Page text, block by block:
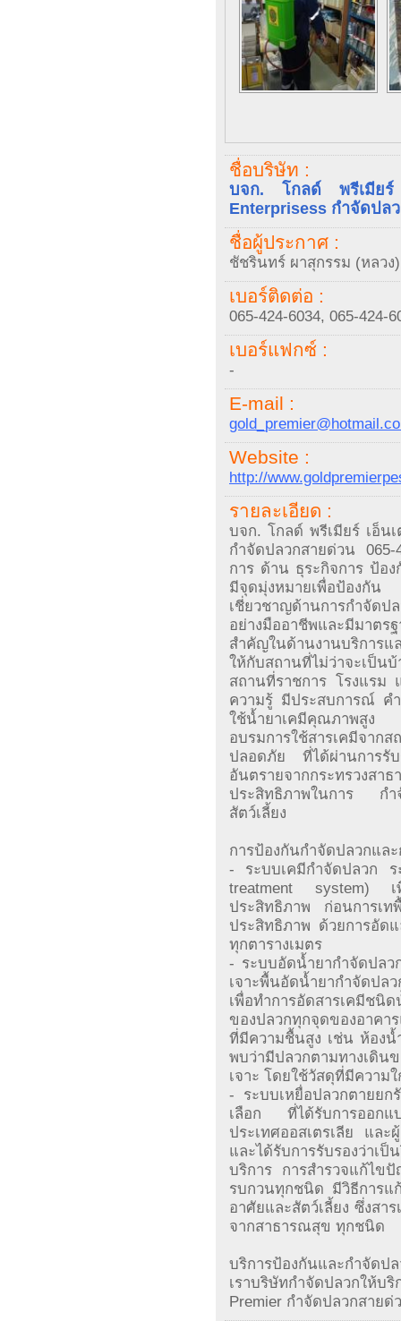
ชื่อบริษัท :
บจก. โกลด์ พรีเมียร์
Enterprisess กำจัดปล
ชื่อผู้ประกาศ :
ชัชรินทร์ ผาสุกรรม (หลวง)
เบอร์ติดต่อ :
065-424-6034, 065-424-
เบอร์แฟกซ์ :
-
E-mail :
Website :
http://
รายละเอียด :
บจก. โกลด์ พรีเมียร์ เอ็น
กำจัดปลวกสายด่วน 065-
การ ด้าน ธุระกิจการ ป้อ
มีจุดมุ่งหมายเพื่อป้องกั
เชี่ยวชาญด้านการกำจัด
อย่างมืออาชีพและมีมาตร
สำคัญในด้านงานบริการแ
ให้กับสถานที่ไม่ว่าจะเป็
สถานที่ราชการ โรงแร
ความรู้ มีประสบการณ์ ค
ใช้น้ำยาเคมีคุณภาพสูง
อบรมการใช้สารเคมีจ
ปลอดภัย ที่ได้ผ่านการรั
อันตรายจากกระทรว
ประสิทธิภาพในการ กำ
สัตว์เลี้ยง
การป้องกันกำจัดปลวกแล
- ระบบเคมีกำจัดปลวก
treatment system)
ประสิทธิภาพ ก่อนการเ
ประสิทธิภาพ ด้วยการอั
ทุกตารางเมตร
- ระบบอัดน้ำยากำจัดปลว
เจาะพื้นอัดน้ำยากำจัดปล
เพื่อทำการอัดสารเคมีชนิ
ของปลวกทุกจุดของอาคา
ที่มีความชื้นสูง เช่น ห้องน้
พบว่ามีปลวกตามทางเดิ
เจาะ โดยใช้วัสดุที่มีความ
- ระบบเหยื่อปลวกตายยก
เลือก ที่ได้รับการออก
ประเทศออสเตรเลีย และ
และได้รับการรับรองว่า
บริการ การสำรวจแก้ไ
รบกวนทุกชนิด มีวิธีการแ
อาศัยและสัตว์เลี้ยง ซึ่งสา
จากสาธารณสุข ทุกชนิด
บริการป้องกันและกำจัดป
เราบริษัทกำจัดปลวกให้บ
Premier กำจัดปลวกสายด่